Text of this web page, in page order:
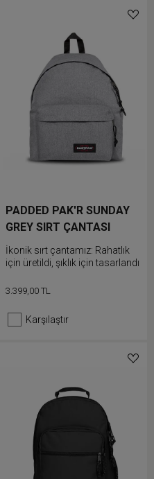
PADDED PAK'R SUNDAY
GREY SIRT ÇANTASI
İkonik sırt çantamız: Rahatlık
için üretildi, şıklık için tasarlandı
3.399,00 TL
Karşılaştır